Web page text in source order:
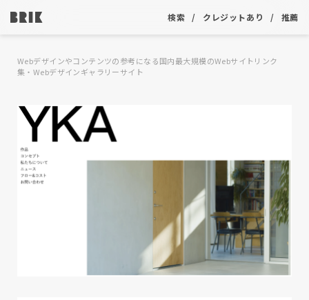
検索 クレジットあり 推薦
Webデザインやコンテンツの参考になる国内最大規模のWebサイトリンク
集・Webデザインギャラリーサイト